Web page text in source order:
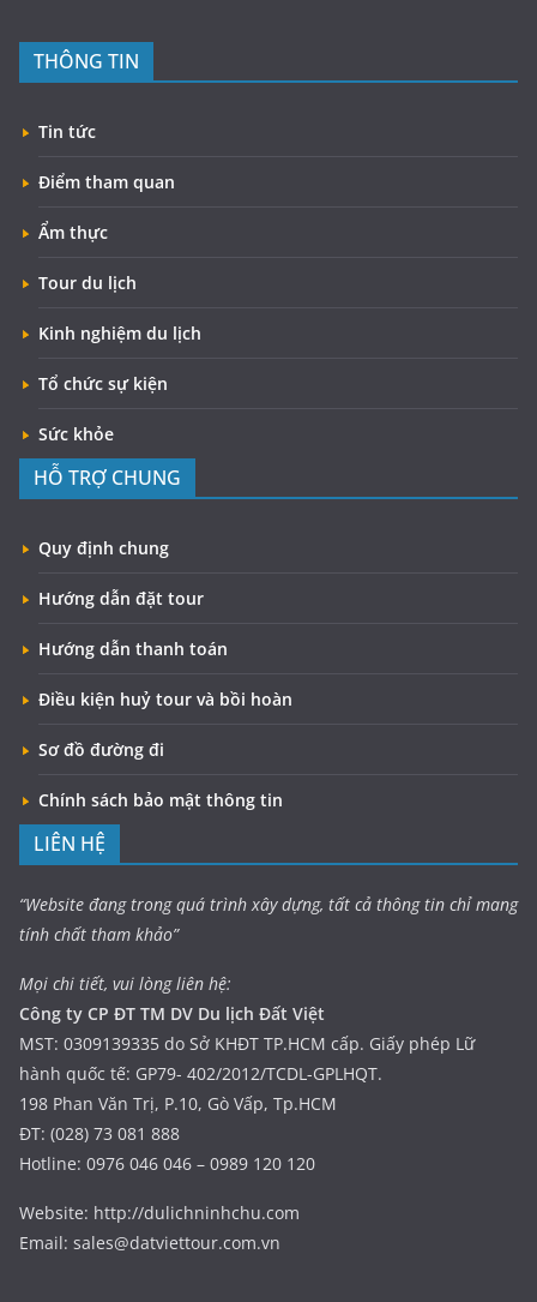
THÔNG TIN
Tin tức
Điểm tham quan
Ẩm thực
Tour du lịch
Kinh nghiệm du lịch
Tổ chức sự kiện
Sức khỏe
HỖ TRỢ CHUNG
Quy định chung
Hướng dẫn đặt tour
Hướng dẫn thanh toán
Điều kiện huỷ tour và bồi hoàn
Sơ đồ đường đi
Chính sách bảo mật thông tin
LIÊN HỆ
“Website đang trong quá trình xây dựng, tất cả thông tin chỉ mang
tính chất tham khảo”
Mọi chi tiết, vui lòng liên hệ:
Công ty CP ĐT TM DV Du lịch Đất Việt
MST: 0309139335 do Sở KHĐT TP.HCM cấp. Giấy phép Lữ
hành quốc tế: GP79- 402/2012/TCDL-GPLHQT.
198 Phan Văn Trị, P.10, Gò Vấp, Tp.HCM
ĐT: (028) 73 081 888
Hotline: 0976 046 046 – 0989 120 120
Website: http://dulichninhchu.com
Email: sales@datviettour.com.vn